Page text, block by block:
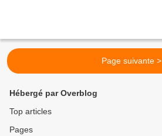
Page suivante >
Hébergé par Overblog
Top articles
Pages